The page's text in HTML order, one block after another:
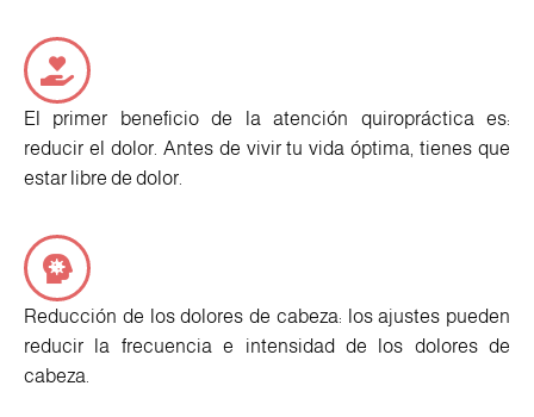
El primer beneficio de la atención quiropráctica es:
reducir el dolor. Antes de vivir tu vida óptima, tienes que
estar libre de dolor.
Reducción de los dolores de cabeza: los ajustes pueden
reducir la frecuencia e intensidad de los dolores de
cabeza.